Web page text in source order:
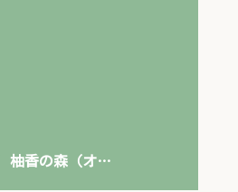
柚香の森（オンライン書店）